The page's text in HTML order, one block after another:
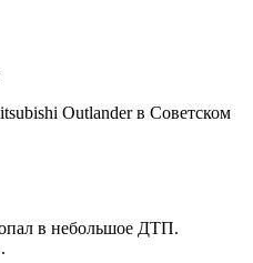
Outlander в Советском
в небольшое ДТП.